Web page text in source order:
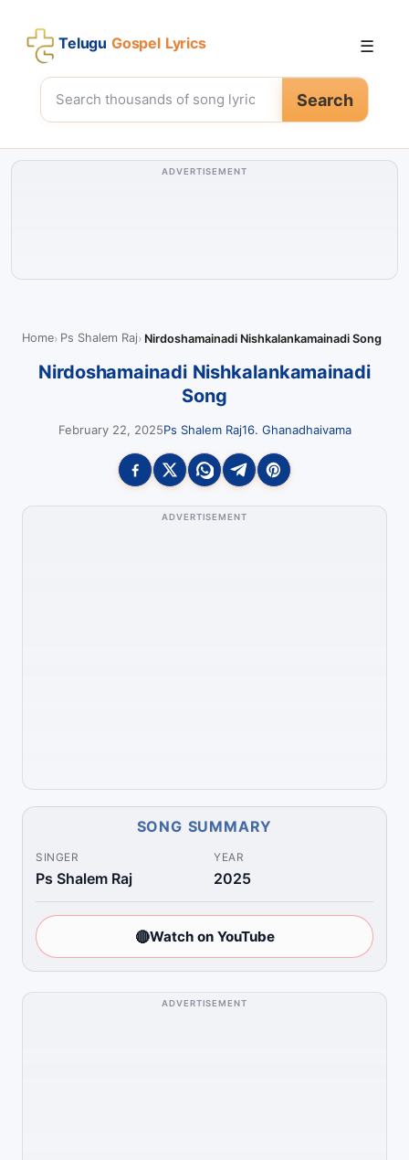
Telugu Gospel Lyrics
Search
☰
ADVERTISEMENT
Home Ps Shalem Raj Nirdoshamainadi Nishkalankamainadi Song
Nirdoshamainadi Nishkalankamainadi
Song
February 22, 2025Ps Shalem Raj16. Ghanadhaivama
ADVERTISEMENT
SONG SUMMARY
SINGER
Ps Shalem Raj
YEAR
2025
🔴Watch on YouTube
ADVERTISEMENT